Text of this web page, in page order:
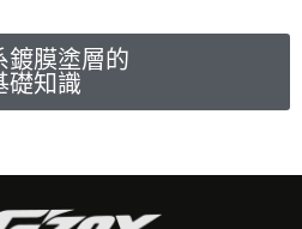
鍍膜塗層的
礎知識